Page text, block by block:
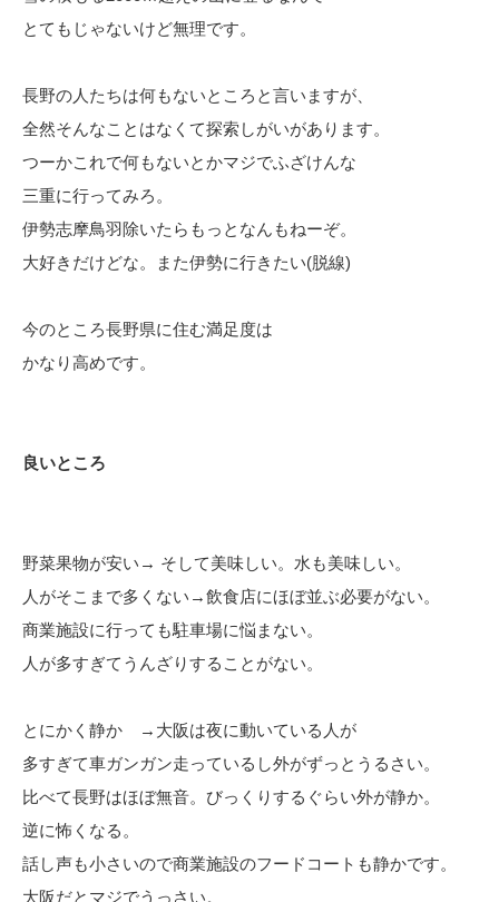
とてもじゃないけど無理です。
長野の人たちは何もないところと言いますが、
全然そんなことはなくて探索しがいがあります。
つーかこれで何もないとかマジでふざけんな
三重に行ってみろ。
伊勢志摩鳥羽除いたらもっとなんもねーぞ。
大好きだけどな。また伊勢に行きたい(脱線)
今のところ長野県に住む満足度は
かなり高めです。
良いところ
野菜果物が安い→ そして美味しい。水も美味しい。
人がそこまで多くない→飲食店にほぼ並ぶ必要がない。
商業施設に行っても駐車場に悩まない。
人が多すぎてうんざりすることがない。
とにかく静か →大阪は夜に動いている人が
多すぎて車ガンガン走っているし外がずっとうるさい。
比べて長野はほぼ無音。びっくりするぐらい外が静か。
逆に怖くなる。
話し声も小さいので商業施設のフードコートも静かです。
大阪だとマジでうっさい。